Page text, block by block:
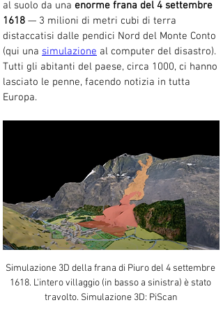
al suolo da una enorme frana del 4 settembre
1618 — 3 milioni di metri cubi di terra
distaccatisi dalle pendici Nord del Monte Conto
(qui una simulazione al computer del disastro).
Tutti gli abitanti del paese, circa 1000, ci hanno
lasciato le penne, facendo notizia in tutta
Europa.
Simulazione 3D della frana di Piuro del 4 settembre
1618. L'intero villaggio (in basso a sinistra) è stato
travolto. Simulazione 3D: PiScan